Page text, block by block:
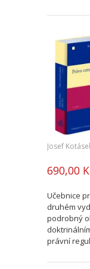
Josef
690,00
Učebnice
druhém
podrobný
právní